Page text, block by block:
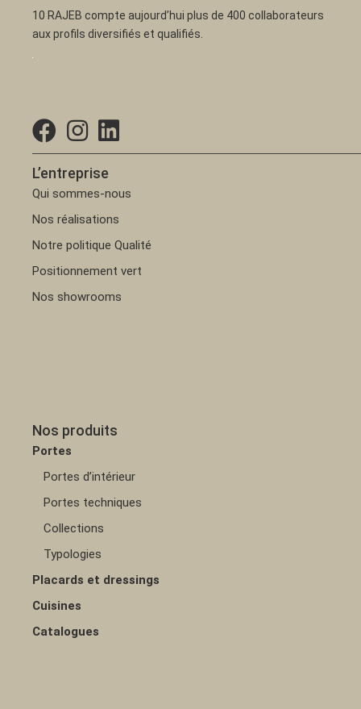
10 RAJEB compte aujourd’hui plus de 400 collaborateurs
aux profils diversifiés et qualifiés.
L’entreprise
Qui sommes-nous
Nos réalisations
Notre politique Qualité
Positionnement vert
Nos showrooms
Nos produits
Portes
Portes d’intérieur
Portes techniques
Collections
Typologies
Placards et dressings
Cuisines
Catalogues